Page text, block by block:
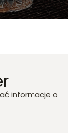
informacje o